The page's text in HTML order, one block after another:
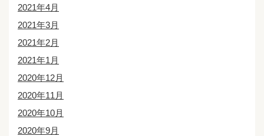
2021年4月
2021年3月
2021年2月
2021年1月
2020年12月
2020年11月
2020年10月
2020年9月